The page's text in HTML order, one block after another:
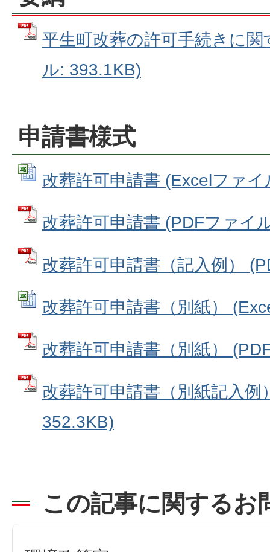
平生町改葬の許可手続きに
ル: 393.1KB)
申請書様式
改葬許可申請書 (Excelファ
改葬許可申請書 (PDFファイ
改葬許可申請書（記入例）
改葬許可申請書（別紙）
改葬許可申請書（別紙）
改葬許可申請書（別紙記入例
352.3KB)
この記事に関するお